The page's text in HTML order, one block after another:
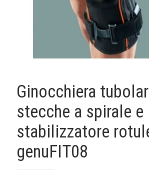
Ginocchiera
stecche a spirale e
stabilizzatore
genuFIT08